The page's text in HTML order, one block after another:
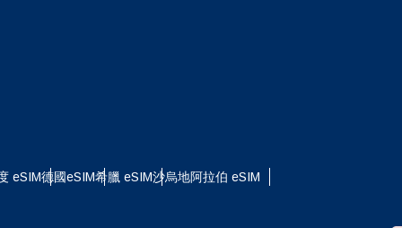
eSIM德國eSIM希臘 eSIM沙烏地阿拉伯 eSIM